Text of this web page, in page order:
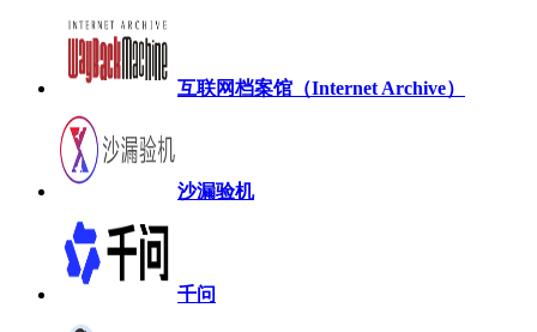
互联网档案馆（Internet Archive）
沙漏验机
千问